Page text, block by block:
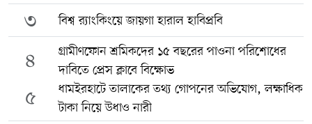
৩ বিশ্ব র‍্যাংকিংয়ে জায়গা হারাল হাবিপ্রবি
৪
গ্রামীণফোন শ্রমিকদের ১৫ বছরের পাওনা পরিশোধের
দাবিতে প্রেস ক্লাবে বিক্ষোভ
৫
ধামইরহাটে তালাকের তথ্য গোপনের অভিযোগ, লক্ষাধিক
টাকা নিয়ে উধাও নারী